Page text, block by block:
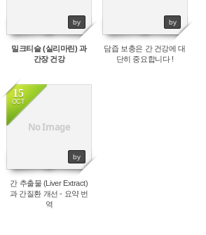
by
밀크티슬 (실리마린) 과
간장 건강
by
담즙 보충은 간 건강에 대
단히 중요합니다 !
No Image
15
OCT
by
간 추출물 (Liver Extract)
과 간질환 개선 - 요약 번
역